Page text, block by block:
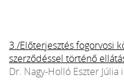
3./Előterjesztés fogorvosi
szerződéssel történő
Dr. Nagy-Holló Eszter Júlia